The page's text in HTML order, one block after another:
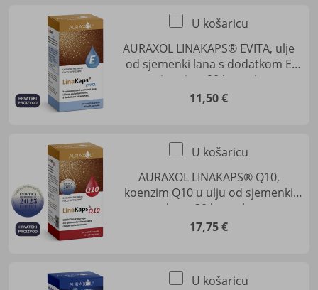
AURAXOL LINAKAPS® EVITA, ulje
od sjemenki lana s dodatkom E
vitamina, 90 kapsula
11,50 €
U košaricu
AURAXOL LINAKAPS® Q10,
koenzim Q10 u ulju od sjemenki
lana, 30 kapsula
17,75 €
U košaricu
U košaricu